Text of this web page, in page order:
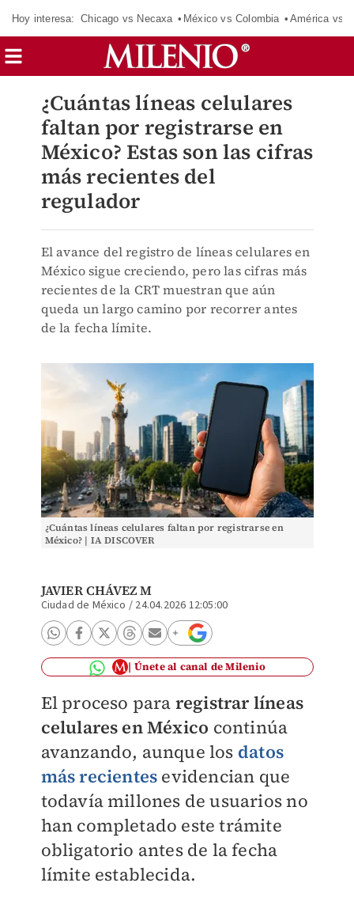
Hoy interesa: Chicago vs Necaxa México vs Colombia América vs
¿Cuántas líneas celulares
faltan por registrarse en
México? Estas son las cifras
más recientes del
regulador
El avance del registro de líneas celulares en
México sigue creciendo, pero las cifras más
recientes de la CRT muestran que aún
queda un largo camino por recorrer antes
de la fecha límite.
¿Cuántas líneas celulares faltan por registrarse en
México? | IA DISCOVER
JAVIER CHÁVEZ M
Ciudad de México / 24.04.2026 12:05:00
Únete al canal de Milenio
El proceso para registrar líneas
celulares en México continúa
avanzando, aunque los datos
más recientes evidencian que
todavía millones de usuarios no
han completado este trámite
obligatorio antes de la fecha
límite establecida.